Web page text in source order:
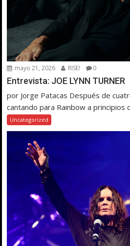
mayo 21, 2026 RISE! 0
Entrevista: JOE LYNN TURNER
por Jorge Patacas Después de
cantando para Rainbow a principios
Uncategorized